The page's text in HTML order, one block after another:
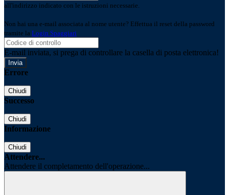
all'indirizzo indicato con le istruzioni necessarie.
Non hai una e-mail associata al nome utente? Effettua il reset della password
tramite la Login Spaggiari
E-mail inviata, si prega di controllare la casella di posta elettronica!
Errore
Chiudi
Successo
Chiudi
Informazione
Chiudi
Attendere...
Attendere il completamento dell'operazione...